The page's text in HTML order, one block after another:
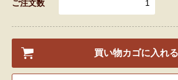
ご注文数
買い物カゴに入れる